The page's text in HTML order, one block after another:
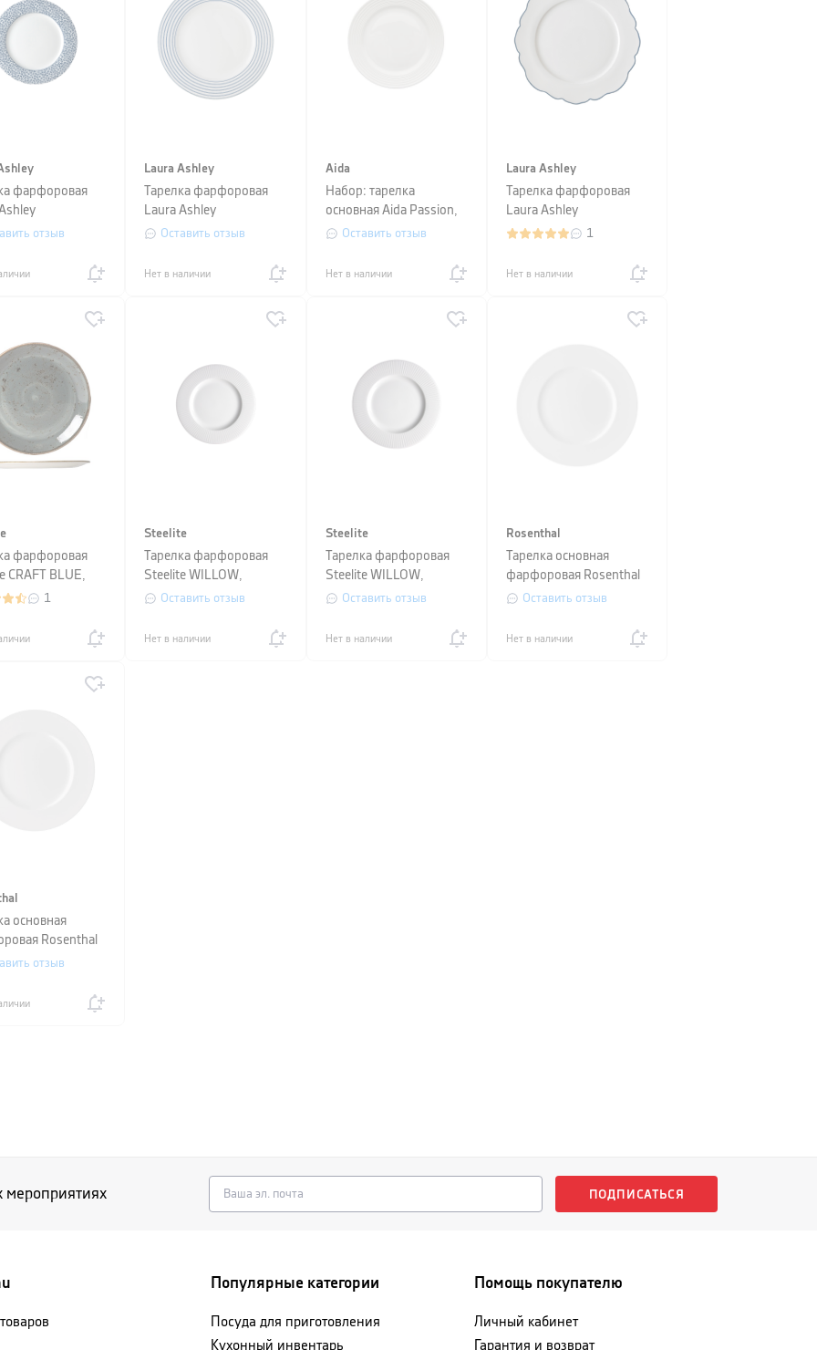
фарфоровая
23 см,
отзыв
Laura Ashley
Тарелка фарфоровая
Laura Ashley
BLUEPRINT, 26 см,
Оставить отзыв
Нет в наличии
Aida
Набор: тарелка
основная Aida Passion,
23 см, 4 шт, белый
Оставить отзыв
Нет в наличии
Laura Ashley
Тарелка фарфоровая
Laura Ashley
BLUEPRINT, диаметр
1
Нет в наличии
фарфоровая
CRAFT BLUE,
25,25 см,
1
Steelite
Тарелка фарфоровая
Steelite WILLOW,
диаметр 23 см, белая
Оставить отзыв
Нет в наличии
Steelite
Тарелка фарфоровая
Steelite WILLOW,
диаметр 27см, белая
Оставить отзыв
Нет в наличии
Rosenthal
Тарелка основная
фарфоровая Rosenthal
JADE, диаметр 27 см,
Оставить отзыв
Нет в наличии
основная
Rosenthal
23 см,
отзыв
мероприятиях ПОДПИСАТЬСЯ
Популярные категории
Посуда для приготовления
Кухонный инвентарь
Помощь покупателю
Личный кабинет
Гарантия и возврат